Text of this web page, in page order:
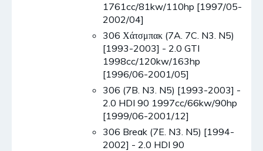
1761cc/81kw/110hp [1997/05-
2002/04]
306 Χάτσμπακ (7A. 7C. N3. N5)
[1993-2003] - 2.0 GTI
1998cc/120kw/163hp
[1996/06-2001/05]
306 (7B. N3. N5) [1993-2003] -
2.0 HDI 90 1997cc/66kw/90hp
[1999/06-2001/12]
306 Break (7E. N3. N5) [1994-
2002] - 2.0 HDI 90